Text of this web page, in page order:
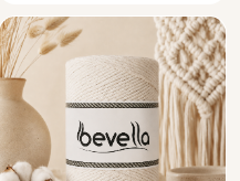
الإبداعية الكبيرة. متوفر من
3mm إلى 20mm.